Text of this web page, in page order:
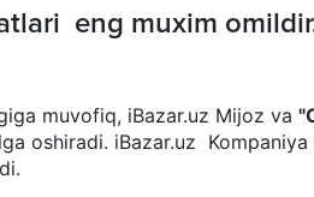
eng muxim
muvofiq, iBazar.uz Mijoz va
oshiradi. iBazar.uz